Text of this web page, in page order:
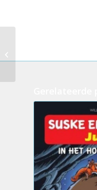
De duivelspenning